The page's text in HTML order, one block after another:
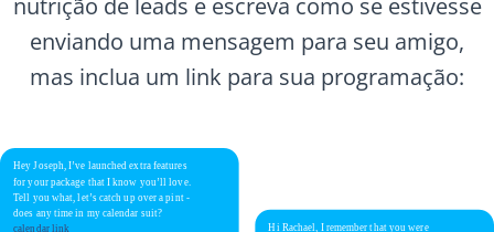
enviando uma mensagem para seu amigo,
mas inclua um link para sua programação: